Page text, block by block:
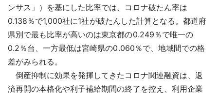
ンサス」）を基にした比率では、コロナ破たん率は
0.138％で1,000社に1社が破たんした計算となる。都道府
県別で最も比率が高いのは東京都の0.249％で唯一の
0.2％台、一方最低は宮崎県の0.060％で、地域間での格
差がみられる。
倒産抑制に効果を発揮してきたコロナ関連融資は、返
済再開の本格化や利子補給期間の終了を控え、利用企業